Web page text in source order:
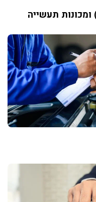
תעשייה